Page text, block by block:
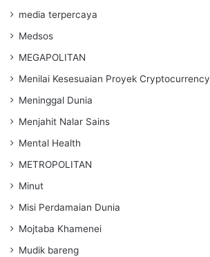
media terpercaya
Medsos
MEGAPOLITAN
Menilai Kesesuaian Proyek Cryptocurrency
Meninggal Dunia
Menjahit Nalar Sains
Mental Health
METROPOLITAN
Minut
Misi Perdamaian Dunia
Mojtaba Khamenei
Mudik bareng